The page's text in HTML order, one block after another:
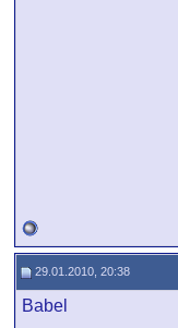
29.01.2010, 20:38
Babel